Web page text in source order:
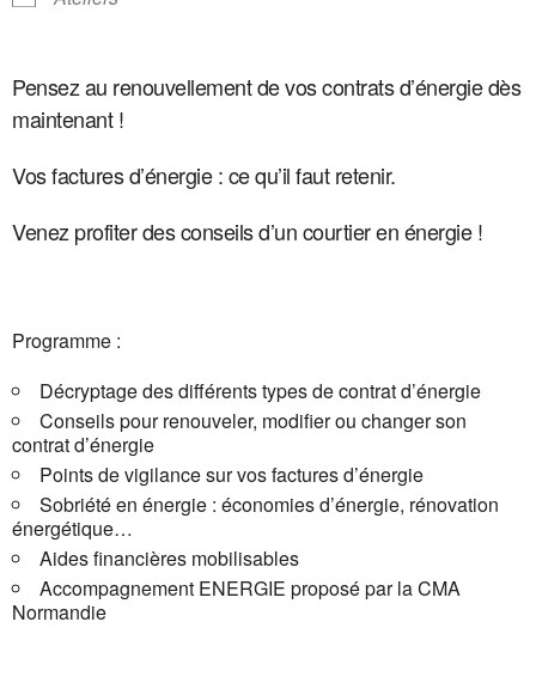
Pensez au renouvellement de vos contratsd’énergie dès
maintenant !
Vos factures d’énergie : ce qu’il faut retenir.
Venez profiter des conseils d’un courtier en énergie !
Programme :
Décryptage des différents types de contrat d’énergie
Conseils pour renouveler, modifier ou changer son
contrat d’énergie
Points de vigilance sur vos factures d’énergie
Sobriété en énergie : économies d’énergie, rénovation
énergétique…
Aides financières mobilisables
Accompagnement ENERGIE proposé par la CMA
Normandie